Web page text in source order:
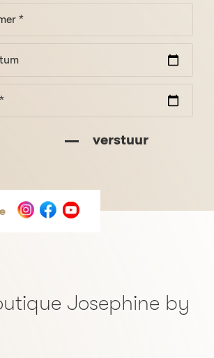
verstuur
Josephine by